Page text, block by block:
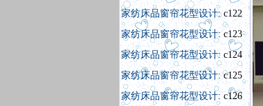
家纺床品窗帘花型设计:c122
家纺床品窗帘花型设计: c123
家纺床品窗帘花型设计: c124
家纺床品窗帘花型设计: c125
家纺床品窗帘花型设计: c126